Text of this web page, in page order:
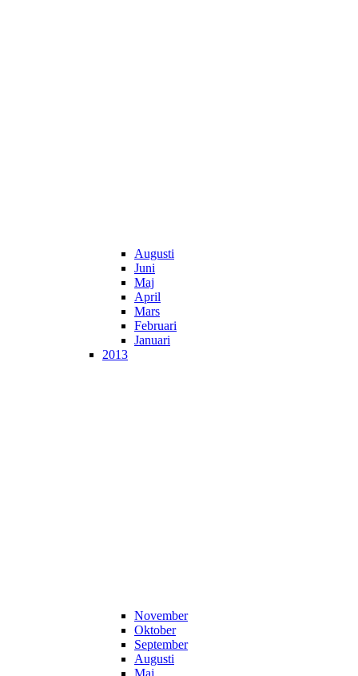
Augusti
Juni
Maj
April
Mars
Februari
Januari
2013
November
Oktober
September
Augusti
Maj